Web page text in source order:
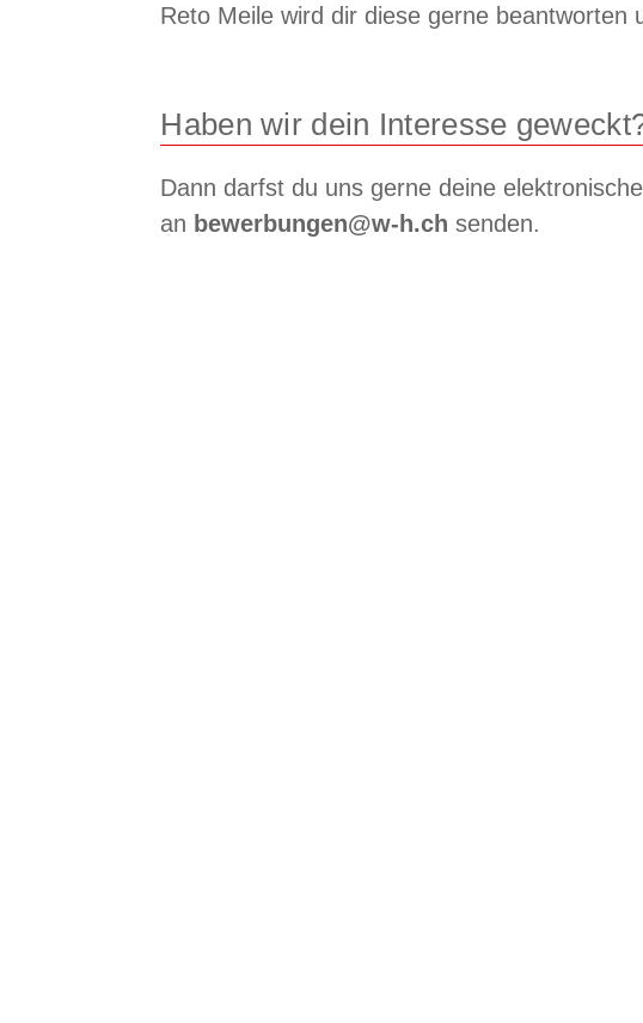
Reto Meile wird dir diese gerne beantworten
Haben wir dein Interesse
Dann darfst du uns gerne deine
an bewerbungen@w-h.ch senden.